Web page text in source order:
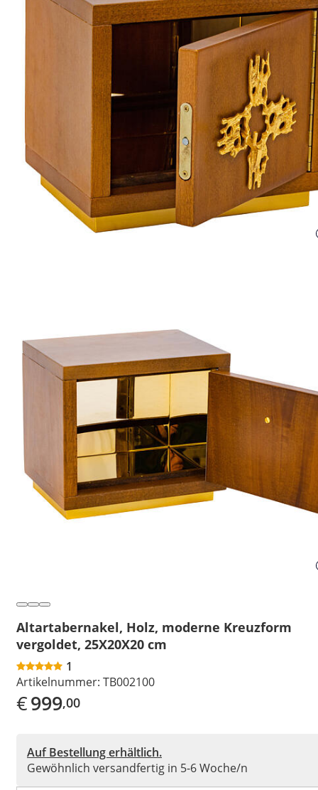
Altartabernakel, Holz, moderne Kreuzform
vergoldet, 25X20X20 cm
1
Artikelnummer: TB002100
€999,00
Auf Bestellung erhältlich.
Gewöhnlich versandfertig in 5-6 Woche/n